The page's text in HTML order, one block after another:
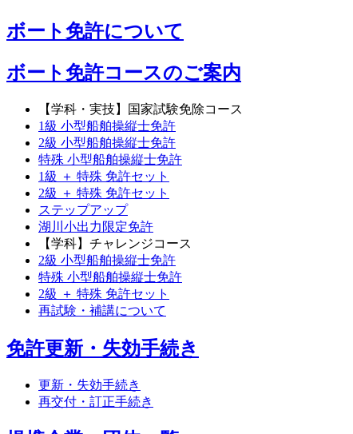
ボート免許について
ボート免許コースのご案内
【学科・実技】国家試験免除コース
1級 小型船舶操縦士免許
2級 小型船舶操縦士免許
特殊 小型船舶操縦士免許
1級 ＋ 特殊 免許セット
2級 ＋ 特殊 免許セット
ステップアップ
湖川小出力限定免許
【学科】チャレンジコース
2級 小型船舶操縦士免許
特殊 小型船舶操縦士免許
2級 ＋ 特殊 免許セット
再試験・補講について
免許更新・失効手続き
更新・失効手続き
再交付・訂正手続き